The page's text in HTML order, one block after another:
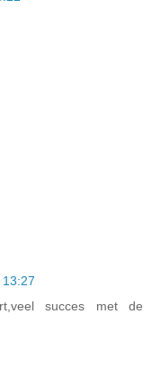
succes met de